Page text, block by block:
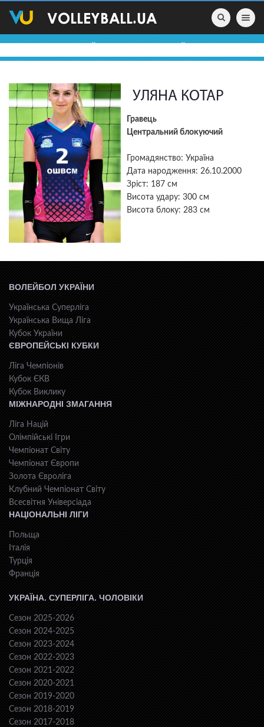
Toggle
УЛЯНА КОТАР
Гравець
Центральний блокуючий
Громадянство: Україна
Дата народження: 26.10.2000
Зріст: 187 см
Висота удару: 300 см
Висота блоку: 283 см
ВОЛЕЙБОЛ УКРАЇНИ
Українська Суперліга
Українська Вища Ліга
Кубок України
ЄВРОПЕЙСЬКІ КУБКИ
Ліга Чемпіонів
Кубок ЄКВ
Кубок Виклику
МІЖНАРОДНІ ЗМАГАННЯ
Ліга Націй
Олімпійські Ігри
Чемпіонат Світу
Чемпіонат Європи
Золота Євроліга
Клубний Чемпіонат Світу
Всесвiтня Унiверсiaда
НАЦІОНАЛЬНІ ЛІГИ
Польща
Італія
Турція
Франція
УКРАЇНА. СУПЕРЛІГА. ЧОЛОВІКИ
Сезон 2025-2026
Сезон 2024-2025
Сезон 2023-2024
Сезон 2022-2023
Сезон 2021-2022
Сезон 2020-2021
Сезон 2019-2020
Сезон 2018-2019
Сезон 2017-2018